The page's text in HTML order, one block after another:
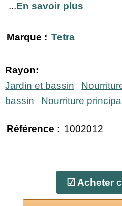
...En savoir plus
Marque : Tetra
Rayon:
Jardin et bassin
bassin
Nourriture
Référence : 1002012
☑ Acheter